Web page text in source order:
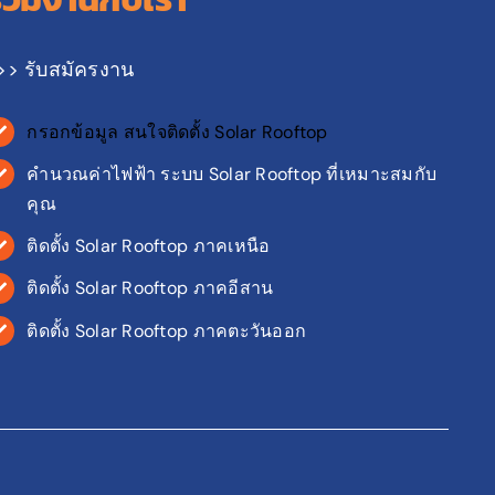
รับสมัครงาน
กรอกข้อมูล สนใจติดตั้ง Solar Rooftop
คำนวณค่าไฟฟ้า ระบบ Solar Rooftop ที่เหมาะสมกับ
คุณ
ติดตั้ง Solar Rooftop ภาคเหนือ
ติดตั้ง Solar Rooftop ภาคอีสาน
ติดตั้ง Solar Rooftop ภาคตะวันออก